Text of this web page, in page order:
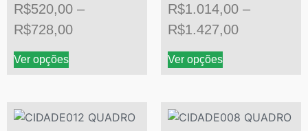
R$520,00 –
R$728,00
Ver opções
R$1.014,00 –
R$1.427,00
Ver opções